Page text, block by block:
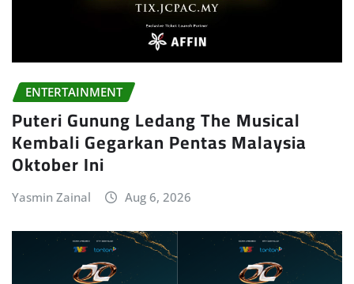
ENTERTAINMENT
Puteri Gunung Ledang The Musical
Kembali Gegarkan Pentas Malaysia
Oktober Ini
Yasmin Zainal Aug 6, 2026